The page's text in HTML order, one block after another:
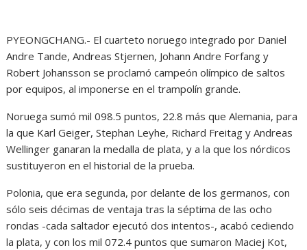
PYEONGCHANG.- El cuarteto noruego integrado por Daniel
Andre Tande, Andreas Stjernen, Johann Andre Forfang y
Robert Johansson se proclamó campeón olímpico de saltos
por equipos, al imponerse en el trampolín grande.
Noruega sumó mil 098.5 puntos, 22.8 más que Alemania, para
la que Karl Geiger, Stephan Leyhe, Richard Freitag y Andreas
Wellinger ganaran la medalla de plata, y a la que los nórdicos
sustituyeron en el historial de la prueba.
Polonia, que era segunda, por delante de los germanos, con
sólo seis décimas de ventaja tras la séptima de las ocho
rondas -cada saltador ejecutó dos intentos-, acabó cediendo
la plata, y con los mil 072.4 puntos que sumaron Maciej Kot,